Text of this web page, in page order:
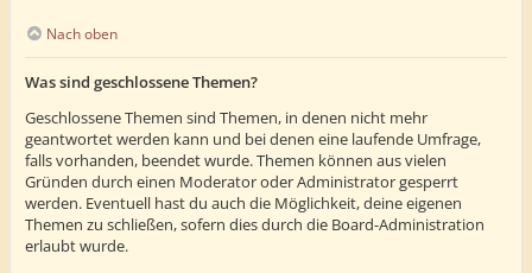
Nach oben
Was sind geschlossene Themen?
Geschlossene Themen sind Themen, in denen nicht mehr
geantwortet werden kann und bei denen eine laufende Umfrage,
falls vorhanden, beendet wurde. Themen können aus vielen
Gründen durch einen Moderator oder Administrator gesperrt
werden. Eventuell hast du auch die Möglichkeit, deine eigenen
Themen zu schließen, sofern dies durch die Board-Administration
erlaubt wurde.